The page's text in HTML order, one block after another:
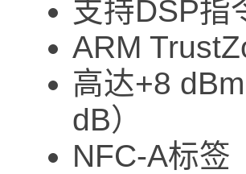
支持DSP指
ARM
高达+8
dB）
NFC-A标签